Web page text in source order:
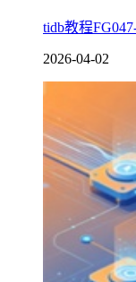
tidb教程
2026-04-02